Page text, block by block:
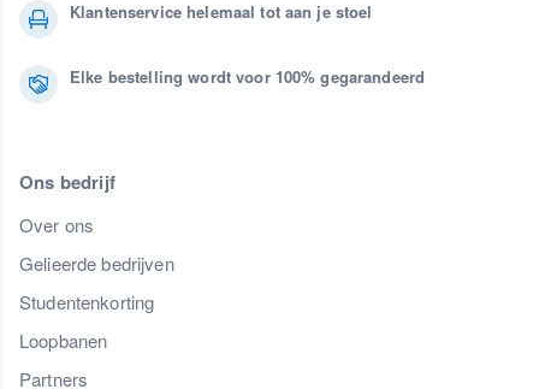
Klantenservice helemaal tot aan je stoel
Elke bestelling wordt voor 100% gegarandeerd
Ons bedrijf
Over ons
Gelieerde bedrijven
Studentenkorting
Loopbanen
Partners